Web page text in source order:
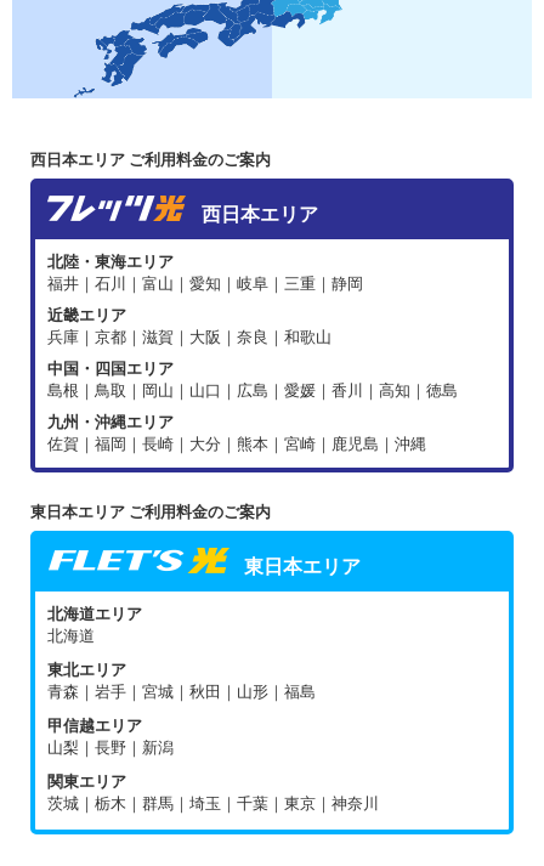
西日本エリア ご利用料金のご案内
西日本エリア
北陸・東海エリア
福井｜石川｜富山｜愛知｜岐阜｜三重｜静岡
近畿エリア
兵庫｜京都｜滋賀｜大阪｜奈良｜和歌山
中国・四国エリア
島根｜鳥取｜岡山｜山口｜広島｜愛媛｜香川｜高知｜徳島
九州・沖縄エリア
佐賀｜福岡｜長崎｜大分｜熊本｜宮崎｜鹿児島｜沖縄
東日本エリア ご利用料金のご案内
東日本エリア
北海道エリア
北海道
東北エリア
青森｜岩手｜宮城｜秋田｜山形｜福島
甲信越エリア
山梨｜長野｜新潟
関東エリア
茨城｜栃木｜群馬｜埼玉｜千葉｜東京｜神奈川